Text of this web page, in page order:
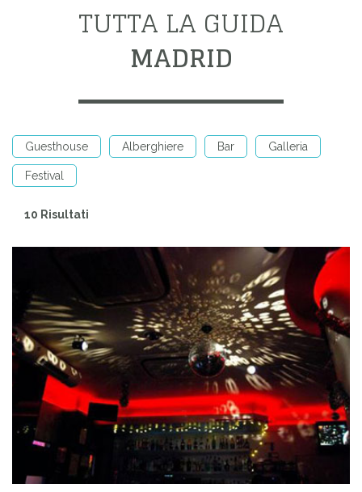
TUTTA LA GUIDA
MADRID
Guesthouse Alberghiere Bar Galleria
Festival
10 Risultati